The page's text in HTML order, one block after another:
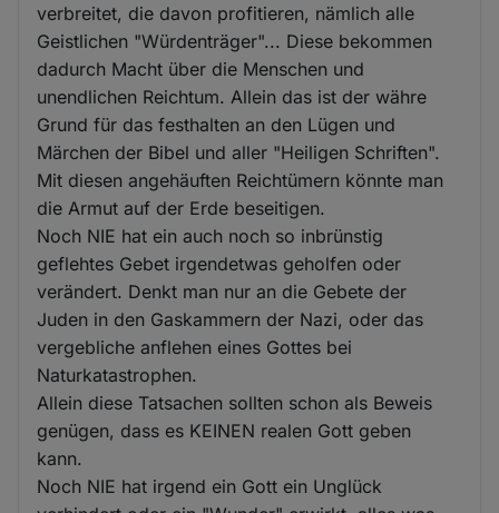
verbreitet, die davon profitieren, nämlich alle
Geistlichen "Würdenträger"... Diese bekommen
dadurch Macht über die Menschen und
unendlichen Reichtum. Allein das ist der währe
Grund für das festhalten an den Lügen und
Märchen der Bibel und aller "Heiligen Schriften".
Mit diesen angehäuften Reichtümern könnte man
die Armut auf der Erde beseitigen.
Noch NIE hat ein auch noch so inbrünstig
geflehtes Gebet irgendetwas geholfen oder
verändert. Denkt man nur an die Gebete der
Juden in den Gaskammern der Nazi, oder das
vergebliche anflehen eines Gottes bei
Naturkatastrophen.
Allein diese Tatsachen sollten schon als Beweis
genügen, dass es KEINEN realen Gott geben
kann.
Noch NIE hat irgend ein Gott ein Unglück